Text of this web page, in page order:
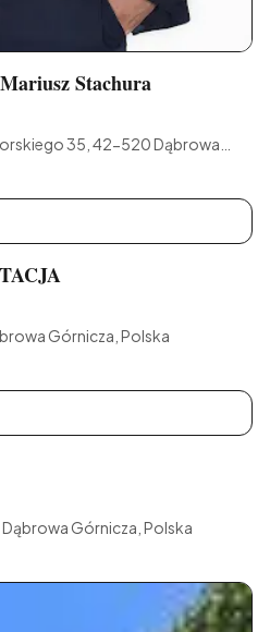
Stachura
35, 42-520 Dąbrowa
Górnicza, Polska
Górnicza, Polska